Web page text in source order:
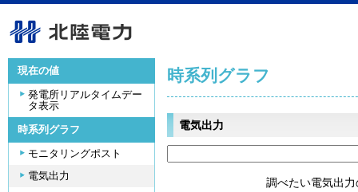
現在の値
発電所リアルタイムデー
タ表示
時系列グラフ
モニタリングポスト
電気出力
時系列グラフ
電気出力
調べたい電気出